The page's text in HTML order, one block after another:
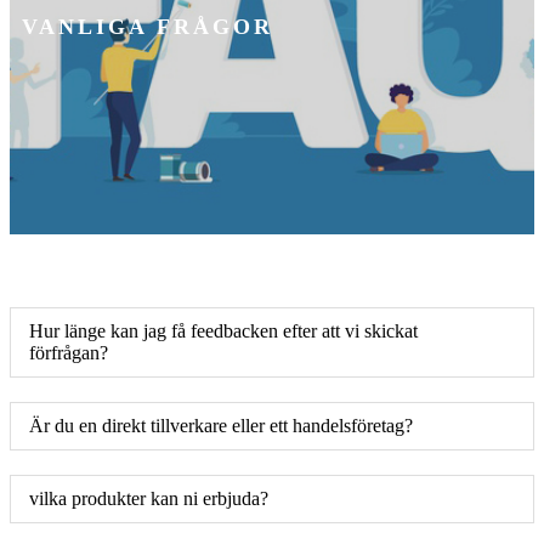
VANLIGA FRÅGOR
Hur länge kan jag få feedbacken efter att vi skickat
förfrågan?
Är du en direkt tillverkare eller ett handelsföretag?
vilka produkter kan ni erbjuda?